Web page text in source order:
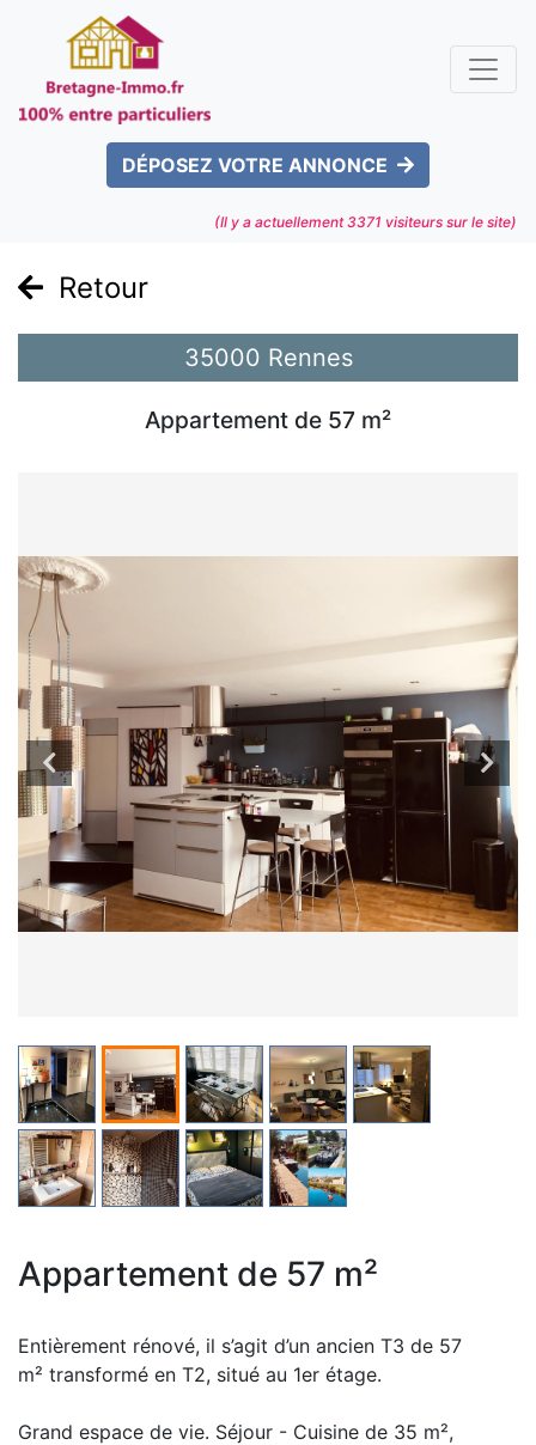
DÉPOSEZ VOTRE ANNONCE
(Il y a actuellement3371 visiteurs sur le site)
Retour
35000 Rennes
Appartement de 57 m²
Appartement de 57 m²
Entièrement rénové, il s’agit d’un ancien T3 de 57
m² transformé en T2, situé au 1er étage.
Grand espace de vie. Séjour - Cuisine de 35 m²,